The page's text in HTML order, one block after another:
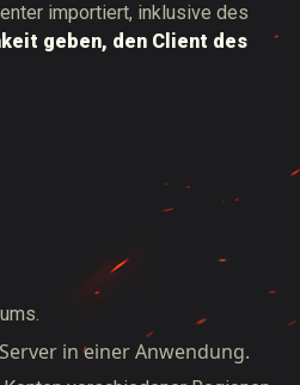
importiert, inklusive des
geben, den Client des
in einer Anwendung.